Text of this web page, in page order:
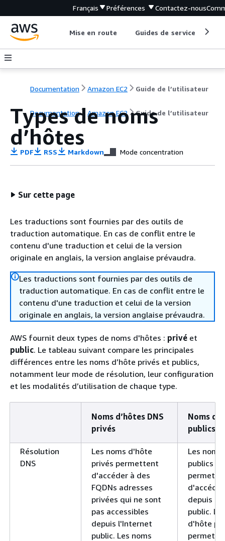
Français Préférences Contactez-nous
Mise en route Guides de service
Documentation Amazon EC2 Guide de l’utilisateur
Documentation Amazon EC2 Guide de l’utilisateur
Types de noms
d’hôtes
PDF RSS Markdown Mode concentration
Sur cette page
Les traductions sont fournies par des outils de
traduction automatique. En cas de conflit entre le
contenu d'une traduction et celui de la version
originale en anglais, la version anglaise prévaudra.
Les traductions sont fournies par des outils de
traduction automatique. En cas de conflit entre le
contenu d'une traduction et celui de la version
originale en anglais, la version anglaise prévaudra.
AWS fournit deux types de noms d'hôtes : privé et
public. Le tableau suivant compare les principales
différences entre les noms d’hôte privés et publics,
notamment leur mode de résolution, leur configuration
et les modalités d’utilisation de chaque type.
Noms d’hôtes DNS
privés
Noms
publics
Résolution
DNS
Les noms d'hôte
privés permettent
d'accéder à des
FQDNs adresses
privées qui ne sont
pas accessibles
depuis l'Internet
public. Les noms
Les
publics
depuis
public.
d'hôte